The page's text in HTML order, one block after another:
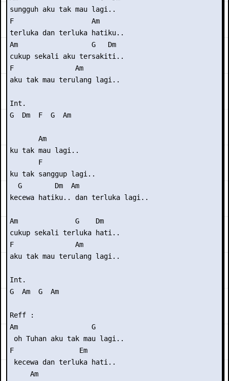
sungguh aku tak mau lagi..
F                   Am
terluka dan terluka hatiku..
Am                  G   Dm
cukup sekali aku tersakiti..
F               Am
aku tak mau terulang lagi..
Int.
G  Dm  F  G  Am
       Am
ku tak mau lagi..
       F
ku tak sanggup lagi..
  G        Dm  Am
kecewa hatiku.. dan terluka lagi..
Am              G    Dm
cukup sekali terluka hati..
F               Am
aku tak mau terulang lagi..
Int.
G  Am  G  Am
Reff :
Am                  G
oh Tuhan aku tak mau lagi..
F                Em
kecewa dan terluka hati..
     Am